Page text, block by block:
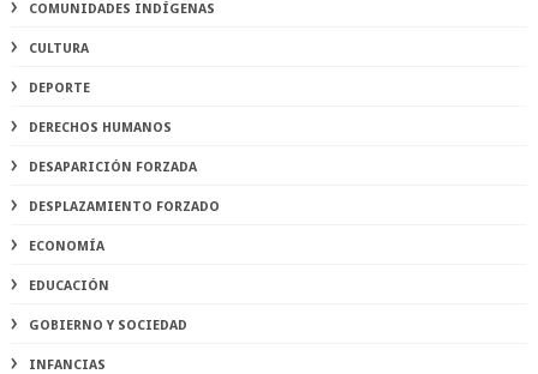
COMUNIDADES INDÍGENAS
CULTURA
DEPORTE
DERECHOS HUMANOS
DESAPARICIÓN FORZADA
DESPLAZAMIENTO FORZADO
ECONOMÍA
EDUCACIÓN
GOBIERNO Y SOCIEDAD
INFANCIAS